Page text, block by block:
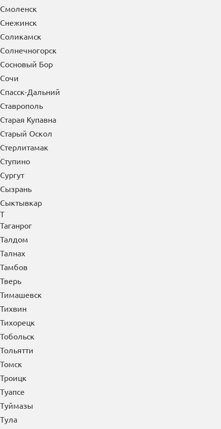
Смоленск
Снежинск
Соликамск
Солнечногорск
Сосновый Бор
Сочи
Спасск-Дальний
Ставрополь
Старая Купавна
Старый Оскол
Стерлитамак
Ступино
Сургут
Сызрань
Сыктывкар
Т
Таганрог
Талдом
Талнах
Тамбов
Тверь
Тимашевск
Тихвин
Тихорецк
Тобольск
Тольятти
Томск
Троицк
Туапсе
Туймазы
Тула